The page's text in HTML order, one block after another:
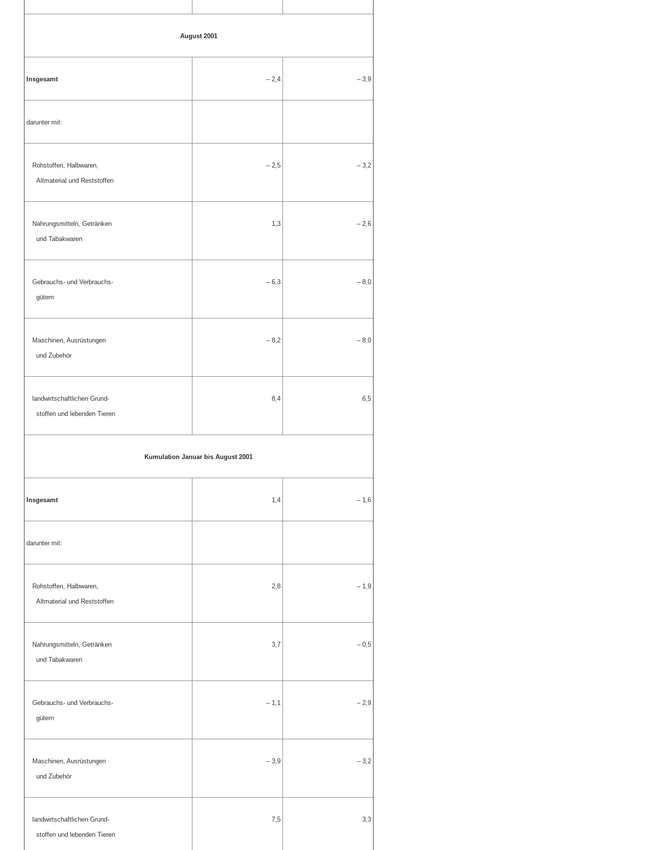
August 2001
Insgesamt – 2,4 – 3,9
darunter mit:
Rohstoffen, Halbwaren,
Altmaterial und Reststoffen
– 2,5 – 3,2
Nahrungsmitteln, Getränken
und Tabakwaren
1,3 – 2,6
Gebrauchs- und Verbrauchs-
gütern
– 6,3 – 8,0
Maschinen, Ausrüstungen
und Zubehör
– 8,2 – 8,0
landwirtschaftlichen Grund-
stoffen und lebenden Tieren
8,4 6,5
Kumulation Januar bis August 2001
Insgesamt 1,4 – 1,6
darunter mit:
Rohstoffen, Halbwaren,
Altmaterial und Reststoffen
2,8 – 1,9
Nahrungsmitteln, Getränken
und Tabakwaren
3,7 – 0,5
Gebrauchs- und Verbrauchs-
gütern
– 1,1 – 2,9
Maschinen, Ausrüstungen
und Zubehör
– 3,9 – 3,2
landwirtschaftlichen Grund-
stoffen und lebenden Tieren
7,5 3,3